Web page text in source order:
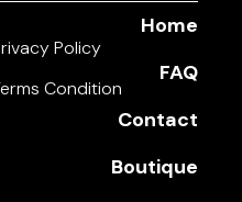
Policy
Condition
Home
FAQ
Contact
Boutique